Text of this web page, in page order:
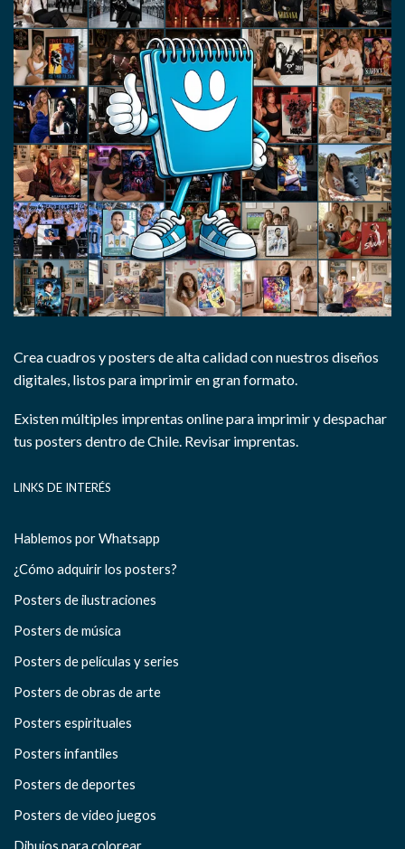
Crea cuadros y posters de alta calidad con nuestros diseños
digitales, listos para imprimir en gran formato.
Existen múltiples imprentas online para imprimir y despachar
tus posters dentro de Chile. Revisar imprentas.
LINKS DE INTERÉS
Hablemos por Whatsapp
¿Cómo adquirir los posters?
Posters de ilustraciones
Posters de música
Posters de películas y series
Posters de obras de arte
Posters espirituales
Posters infantiles
Posters de deportes
Posters de video juegos
Dibujos para colorear